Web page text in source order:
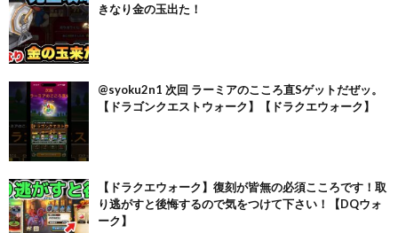
きなり金の玉出た！
@syoku2n1 次回 ラーミアのこころ直Sゲットだぜッ。
【ドラゴンクエストウォーク】【ドラクエウォーク】
【ドラクエウォーク】復刻が皆無の必須こころです！取
り逃がすと後悔するので気をつけて下さい！【DQウォ
ーク】